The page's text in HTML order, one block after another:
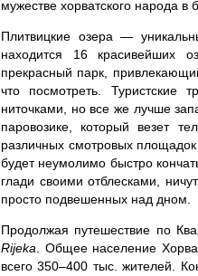
мужестве хорватского народа в
Плитвицкие озера —
находится 16 красивейших
прекрасный парк,
что посмотреть. Туристские
ниточками, но все же лучше
паровозике, который везет
различных смотровых
будет неумолимо быстро
глади своими отблесками,
просто подвешенных над дном.
Продолжая путешествие по
Rijeka. Общее население
всего 350–400 тыс. жителей.